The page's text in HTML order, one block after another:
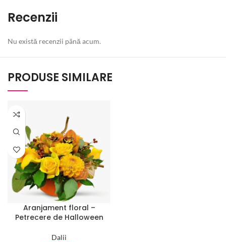
Recenzii
Nu există recenzii până acum.
PRODUSE SIMILARE
Aranjament floral –
Petrecere de Halloween
Dalii